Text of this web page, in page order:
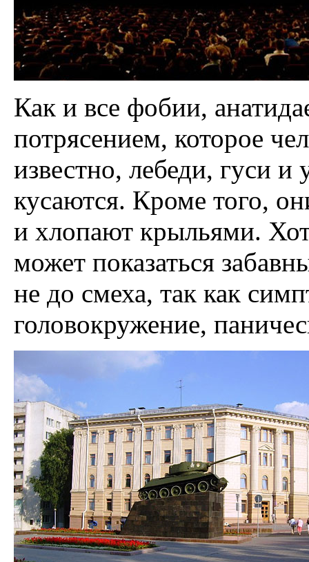
Как и все фобии,
потрясением, которое
известно, лебеди, гуси
кусаются. Кроме того,
и хлопают крыльями.
может показаться
не до смеха, так как
головокружение,